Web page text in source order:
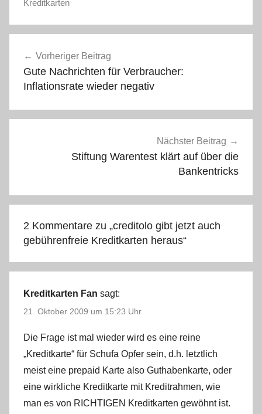
Kreditkarten
Vorheriger Beitrag
Gute Nachrichten für Verbraucher:
Inflationsrate wieder negativ
Nächster Beitrag
Stiftung Warentest klärt auf über die
Bankentricks
2 Kommentare zu „creditolo gibt jetzt auch
gebührenfreie Kreditkarten heraus“
Kreditkarten Fan sagt:
21. Oktober 2009 um 15:23 Uhr
Die Frage ist mal wieder wird es eine reine
„Kreditkarte“ für Schufa Opfer sein, d.h. letztlich
meist eine prepaid Karte also Guthabenkarte, oder
eine wirkliche Kreditkarte mit Kreditrahmen, wie
man es von RICHTIGEN Kreditkarten gewöhnt ist.